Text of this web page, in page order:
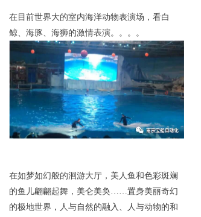
在目前世界大的室内海洋动物表演场，看白
鲸、海豚、海狮的激情表演。。。。
在如梦如幻般的洄游大厅，美人鱼和色彩斑斓
的鱼儿翩翩起舞，美仑美奂……置身美丽奇幻
的极地世界，人与自然的融入、人与动物的和